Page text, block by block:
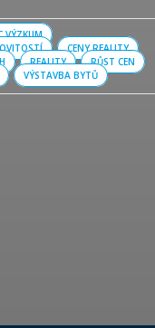
VÝZKUM
CENY REALITY
REALITY
RŮST CEN
VÝSTAVBA BYTŮ